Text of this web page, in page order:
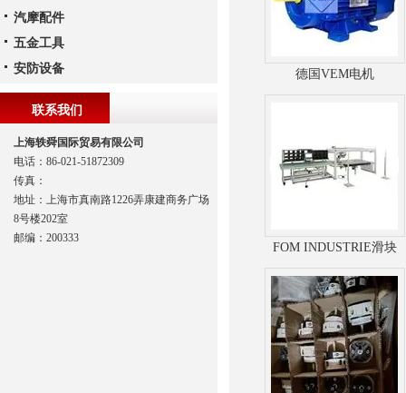
德国VEM电机
FOM INDUSTRIE滑块
汽摩配件
五金工具
安防设备
联系我们
上海轶舜国际贸易有限公司
电话：86-021-51872309
传真：
地址：上海市真南路1226弄康建商务广场
8号楼202室
邮编：200333